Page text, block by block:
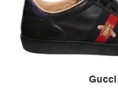
Gucci